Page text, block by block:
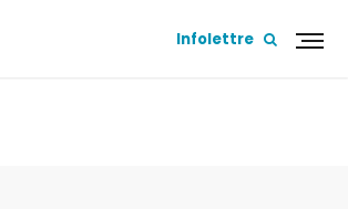
Infolettre